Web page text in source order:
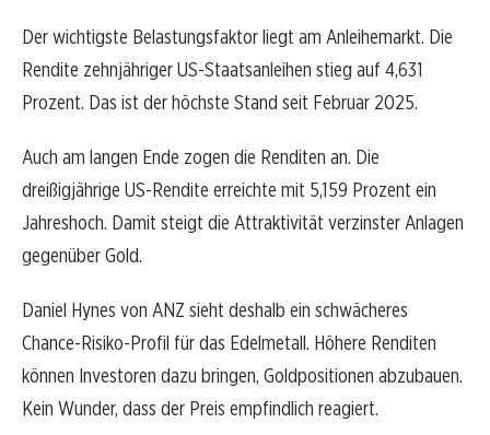
Der wichtigste Belastungsfaktor liegt am Anleihemarkt. Die
Rendite zehnjähriger US-Staatsanleihen stieg auf 4,631
Prozent. Das ist der höchste Stand seit Februar 2025.
Auch am langen Ende zogen die Renditen an. Die
dreißigjährige US-Rendite erreichte mit 5,159 Prozent ein
Jahreshoch. Damit steigt die Attraktivität verzinster Anlagen
gegenüber Gold.
Daniel Hynes von ANZ sieht deshalb ein schwächeres
Chance-Risiko-Profil für das Edelmetall. Höhere Renditen
können Investoren dazu bringen, Goldpositionen abzubauen.
Kein Wunder, dass der Preis empfindlich reagiert.